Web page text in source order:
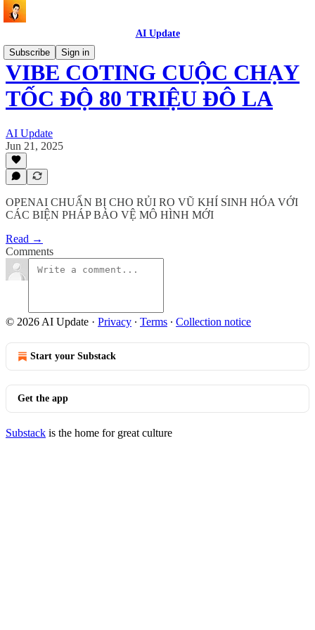
AI Update
Subscribe
Sign in
VIBE COTING CUỘC CHẠY
TỐC ĐỘ 80 TRIỆU ĐÔ LA
AI Update
Jun 21, 2025
OPENAI CHUẨN BỊ CHO RỦI RO VŨ KHÍ SINH HÓA VỚI
CÁC BIỆN PHÁP BẢO VỆ MÔ HÌNH MỚI
Read →
Comments
© 2026 AI Update · Privacy ∙ Terms ∙ Collection notice
Start your Substack
Get the app
Substack is the home for great culture